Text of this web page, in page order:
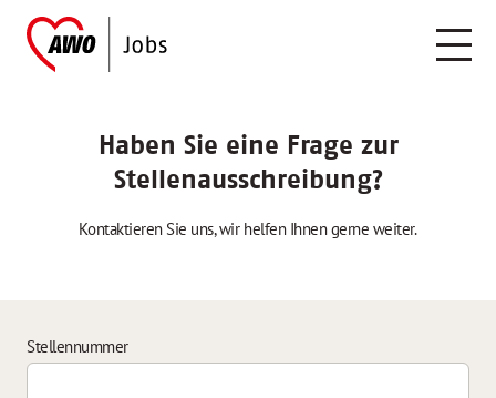
Haben Sie eine Frage zur
Stellenausschreibung?
Kontaktieren Sie uns, wir helfen Ihnen gerne weiter.
Stellennummer